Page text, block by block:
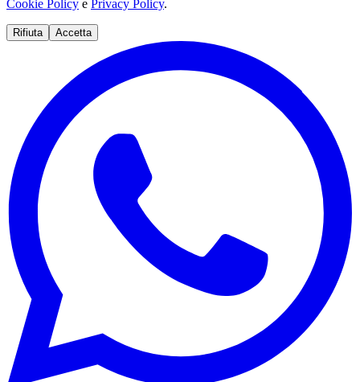
Cookie Policy e Privacy Policy.
Rifiuta Accetta